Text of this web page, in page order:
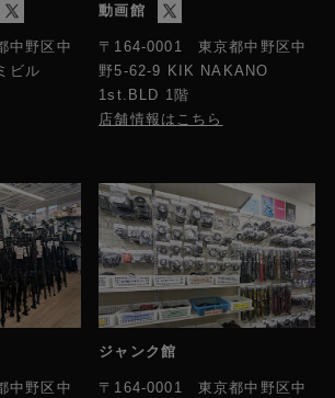
中野区中
ビル
動画館
〒164-0001 東京都中野区中
野5-62-9 KIK NAKANO
1st.BLD 1階
店舗情報はこちら
中野区中
ジャンク館
〒164-0001 東京都中野区中